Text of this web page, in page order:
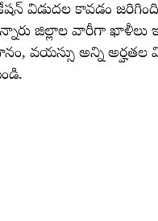
విడుదల కావడం
జిల్లాల వారీగా
వయస్సు అన్ని అర్హతల